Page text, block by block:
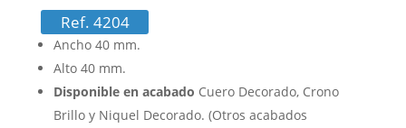
Ref. 4204
Ancho 40 mm.
Alto 40 mm.
Disponible en acabado Cuero Decorado, Crono
Brillo y Niquel Decorado. (Otros acabados